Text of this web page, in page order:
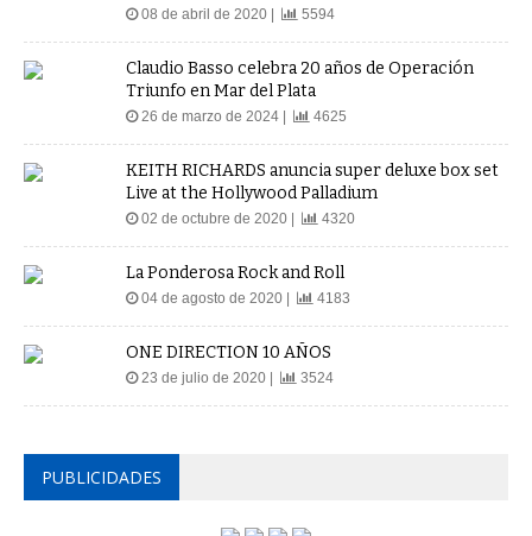
08 de abril de 2020 | 5594
Claudio Basso celebra 20 años de Operación
Triunfo en Mar del Plata
26 de marzo de 2024 | 4625
KEITH RICHARDS anuncia super deluxe box set
Live at the Hollywood Palladium
02 de octubre de 2020 | 4320
La Ponderosa Rock and Roll
04 de agosto de 2020 | 4183
ONE DIRECTION 10 AÑOS
23 de julio de 2020 | 3524
PUBLICIDADES